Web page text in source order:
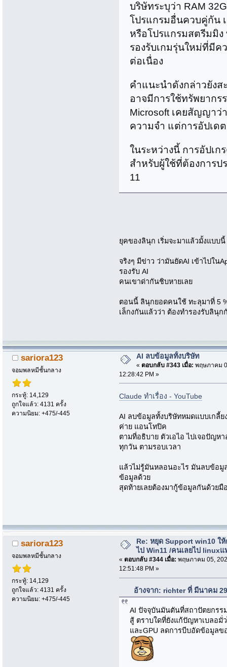
บริษัทระบุว่า RAM
โปรแกรมอื่นควบคู่กัน เ
หรือโปรแกรมสตรีมมิ
รองรับเกมรุ่นใหม่ที่มี
ต่อเนื่อง
คำแนะนำดังกล่าวยังส
อาจมีการใช้ทรัพยาก
Microsoft เคยสัญญาว่
ความจำ แต่การอัปเด
ในระหว่างนี้ การอัปเก
สำหรับผู้ใช้ที่ต้องการป
11
ยุคของลินุก เริ่มจะมาแล้วมั้งแบบนี้
จริงๆ มีข่าว ว่ามันยัดAI เข้าไปใน
รองรับ AI
คนเขาด่ากันชิบหายเลย
ตอนนี้ ลินุกยอดคนใช้ ทะลุมาที่ 5
เล็กงกันแล้วว่า ต้องทำรองรับลินุก
sariora123
จอมพลหมีชั้นกลาง
กระทู้: 14,129
ถูกใจแล้ว: 4131 ครั้ง
ความนิยม: +475/-445
AI ลบข้อมูลทั้งบริษัท
« ตอบกลับ #343 เมื่อ: พฤษภาคม
12:28:42 PM »
Claude ทำเรื่อง - YouTube
AI ลบข้อมูลทั้งบริษัทหมดแบบเกลี้
ค่าย แอนโทปิค
ตามที่อธิบาย ตัวเอไอ ไปเจอปัญห
ทุกวัน ตามรอบเวลา
แล้วไม่รู้มันหลอนอะไร มันลบข้อมู
ข้อมูลด้วย
สุดท้ายเลยต้องมากู้ข้อมูลกันด้วยมื
sariora123
จอมพลหมีชั้นกลาง
กระทู้: 14,129
ถูกใจแล้ว: 4131 ครั้ง
ความนิยม: +475/-445
Re: หยุด Support win10 ใ
ไป Win11 /คนเลยไป linuxแ
« ตอบกลับ #344 เมื่อ: พฤษภาคม 05,
12:51:48 PM »
อ้างจาก: richter ที่ มีนาคม
AI ปัจจุบันมันตันที่สถาปัตยกรร
สู้ ตราบใดที่ยังแก้ปัญหาเบลอมั่
และGPU ลดการบีบอัดข้อมูลข